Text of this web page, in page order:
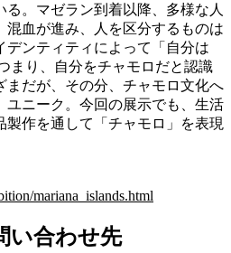
る。マゼラン到着以降、多様な人
混血が進み、人を区分するものは
デンティティによって「自分は
まり、自分をチャモロだと認識
まだが、その分、チャモロ文化へ
ユニーク。今回の展示でも、生活
作を通して「チャモロ」を表現
mariana_islands.html
い合わせ先